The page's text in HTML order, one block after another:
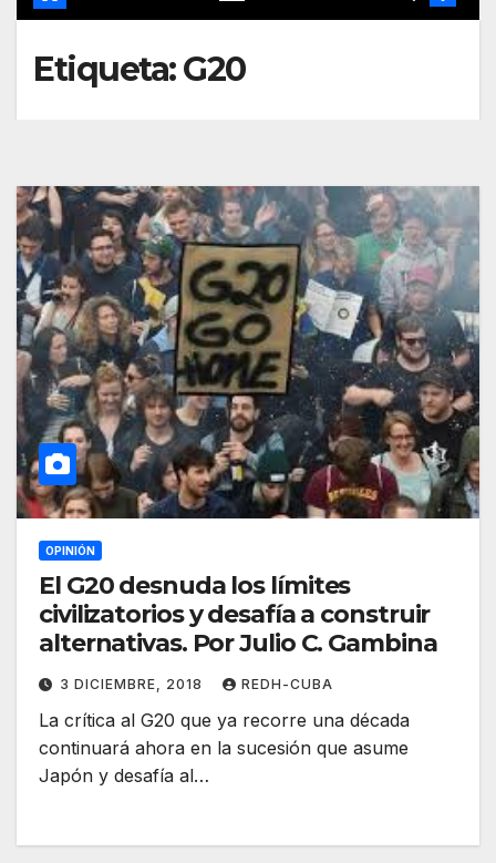
Etiqueta:G20
OPINIÓN
El G20 desnuda los límites
civilizatorios y desafía a construir
alternativas. Por Julio C. Gambina
3 DICIEMBRE, 2018 REDH-CUBA
La crítica al G20 que ya recorre una década
continuará ahora en la sucesión que asume
Japón y desafía al…